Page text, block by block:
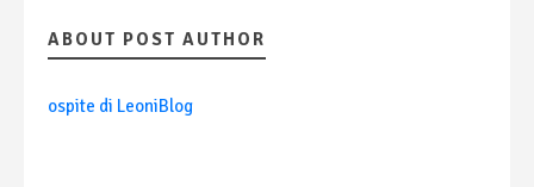
ABOUT POST AUTHOR
ospite di LeoniBlog